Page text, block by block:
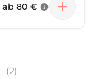
ab 80 €
(2)